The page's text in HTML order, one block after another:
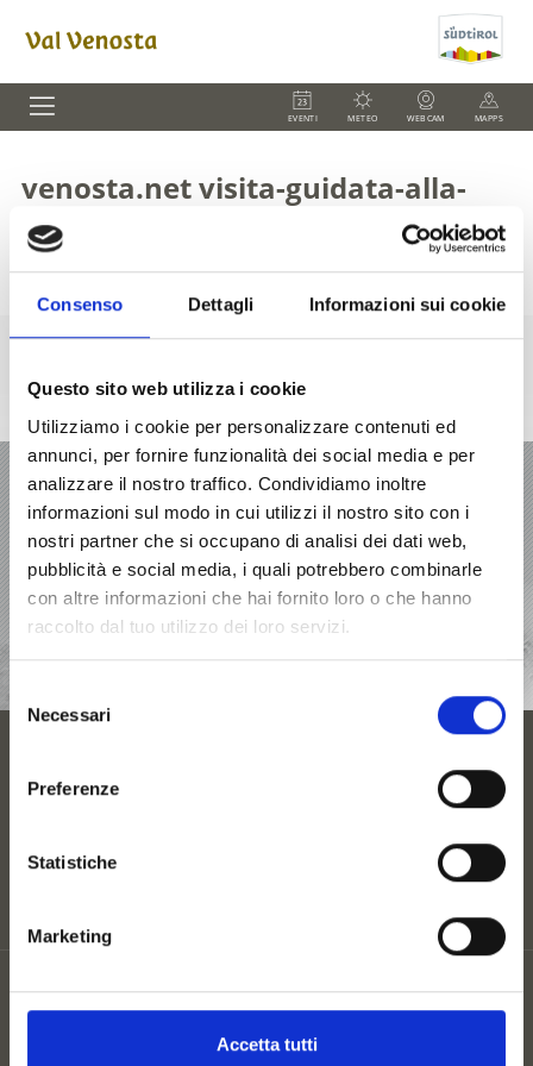
Consenso Dettagli Informazioni sui cookie
Questo sito web utilizza i cookie
Utilizziamo i cookie per personalizzare contenuti ed
annunci, per fornire funzionalità dei social media e per
analizzare il nostro traffico. Condividiamo inoltre
informazioni sul modo in cui utilizzi il nostro sito con i
nostri partner che si occupano di analisi dei dati web,
pubblicità e social media, i quali potrebbero combinarle
con altre informazioni che hai fornito loro o che hanno
raccolto dal tuo utilizzo dei loro servizi.
delNecessari
Preferenze
Statistiche
Marketing
Accetta tutti
EVENTI METEO WEBCAM MAPPS
venosta.net visita-guidata-alla-
viticolture-rebhof
VACANZA IN VAL VENOSTA
OFFERTE
ALLOGGI
HIGHLIGHT